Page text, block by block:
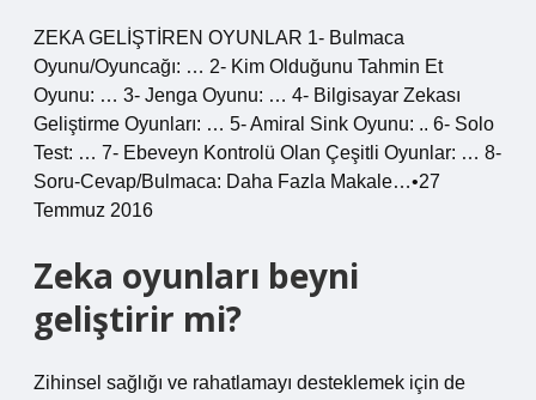
ZEKA GELİŞTİREN OYUNLAR 1- Bulmaca
Oyunu/Oyuncağı: … 2- Kim Olduğunu Tahmin Et
Oyunu: … 3- Jenga Oyunu: … 4- Bilgisayar Zekası
Geliştirme Oyunları: … 5- Amiral Sink Oyunu: .. 6- Solo
Test: … 7- Ebeveyn Kontrolü Olan Çeşitli Oyunlar: … 8-
Soru-Cevap/Bulmaca: Daha Fazla Makale…•27
Temmuz 2016
Zeka oyunları beyni
geliştirir mi?
Zihinsel sağlığı ve rahatlamayı desteklemek için de